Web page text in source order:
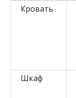
Кровать
Шкаф